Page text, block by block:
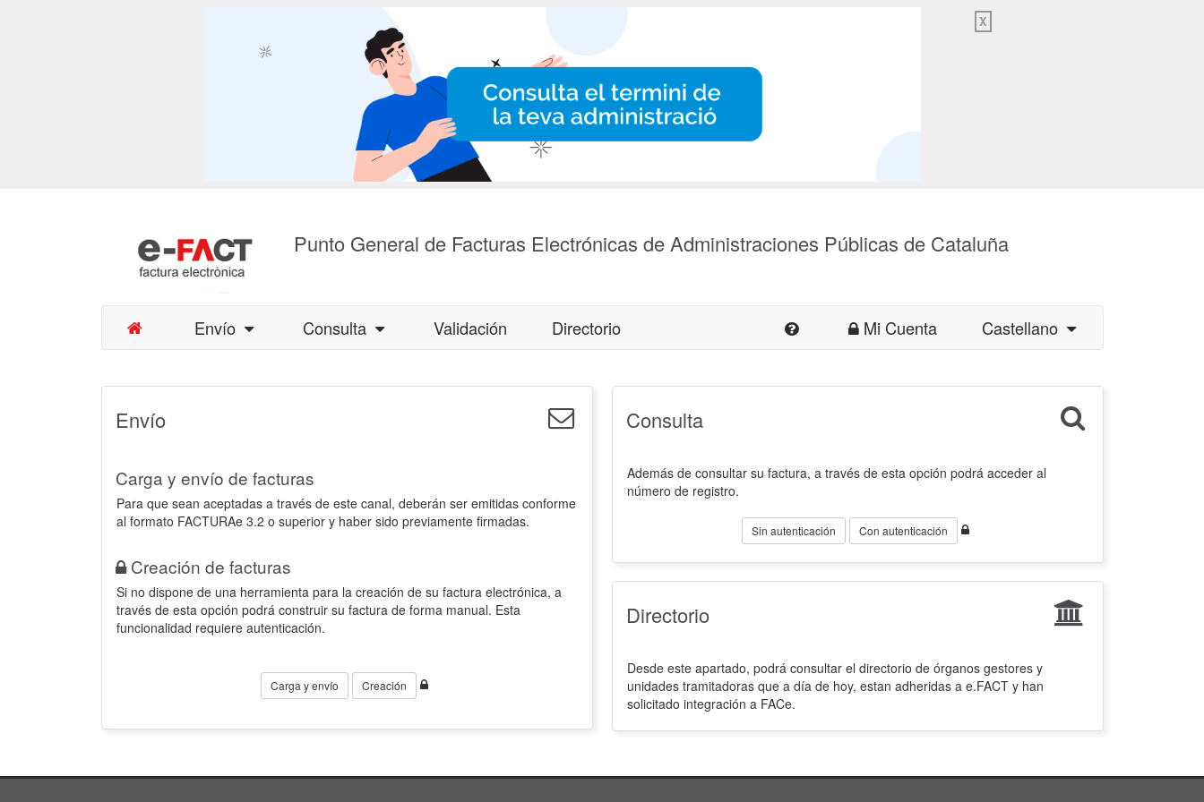
X
Punto General de Facturas Electrónicas de Administraciones Públicas de Cataluña
Envío Consulta Validación Directorio Mi Cuenta Castellano
Envío
Carga y envío de facturas
Para que sean aceptadas a través de este canal, deberán ser emitidas conforme
al formato FACTURAe 3.2 o superior y haber sido previamente firmadas.
Creación de facturas
Si no dispone de una herramienta para la creación de su factura electrónica, a
través de esta opción podrá construir su factura de forma manual. Esta
funcionalidad requiere autenticación.
Carga y envío Creación
Consulta
Además de consultar su factura, a través de esta opción podrá acceder al
número de registro.
Sin autenticación Con autenticación
Directorio
Desde este apartado, podrá consultar el directorio de órganos gestores y
unidades tramitadoras que a día de hoy, estan adheridas a e.FACT y han
solicitado integración a FACe.